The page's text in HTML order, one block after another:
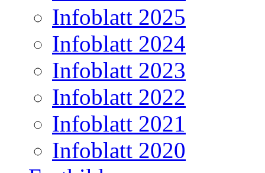
Infoblatt 2025
Infoblatt 2024
Infoblatt 2023
Infoblatt 2022
Infoblatt 2021
Infoblatt 2020